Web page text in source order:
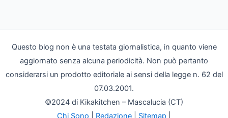
Questo blog non è una testata giornalistica, in quanto viene
aggiornato senza alcuna periodicità. Non può pertanto
considerarsi un prodotto editoriale ai sensi della legge n. 62 del
07.03.2001.
©2024 di Kikakitchen – Mascalucia (CT)
Chi Sono
Redazione Sitemap